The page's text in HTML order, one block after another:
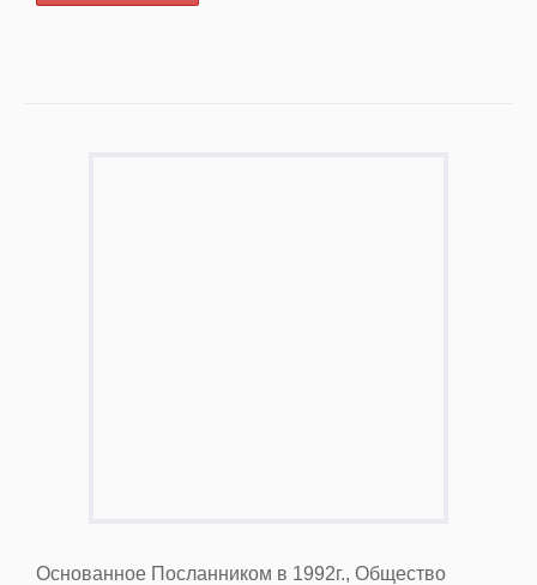
Основанное Посланником в 1992г., Общество